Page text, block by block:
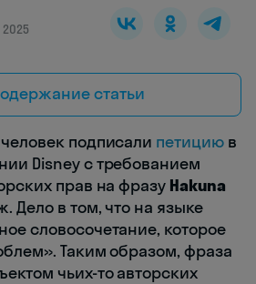
статьи
подписали петициюв
Disney с требованием
прав на фразу Hakuna
Дело в том, что на языке
словосочетание, которое
Таким образом, фраза
чьих-то авторских